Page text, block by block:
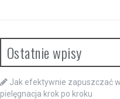
Ostatnie wpisy
Jak efektywnie zapuszczać
pielęgnacja krok po kroku